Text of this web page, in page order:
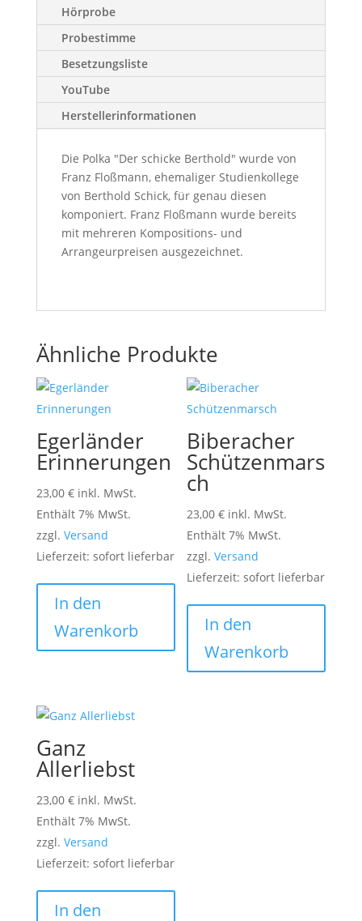
Hörprobe
Probestimme
Besetzungsliste
YouTube
Herstellerinformationen
Die Polka "Der schicke Berthold" wurde von
Franz Floßmann, ehemaliger Studienkollege
von Berthold Schick, für genau diesen
komponiert. Franz Floßmann wurde bereits
mit mehreren Kompositions- und
Arrangeurpreisen ausgezeichnet.
Ähnliche Produkte
Egerländer
Erinnerungen
23,00 € inkl. MwSt.
Enthält 7% MwSt.
zzgl. Versand
Lieferzeit: sofort lieferbar
In den
Warenkorb
Biberacher
Schützenmars
ch
23,00€ inkl. MwSt.
Enthält 7% MwSt.
zzgl.Versand
Lieferzeit: sofort lieferbar
In den
Warenkorb
Ganz
Allerliebst
23,00 € inkl. MwSt.
Enthält 7% MwSt.
zzgl. Versand
Lieferzeit: sofort lieferbar
In den